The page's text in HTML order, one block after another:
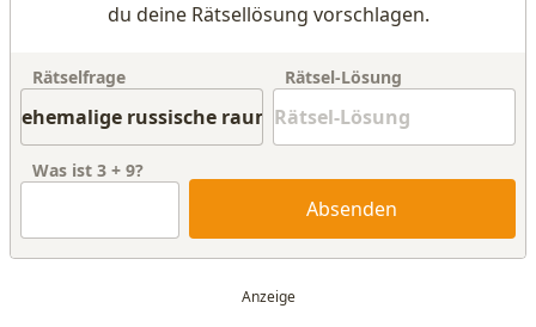
du deine Rätsellösung vorschlagen.
Rätselfrage Rätsel-Lösung
Was ist 3 + 9?
Absenden